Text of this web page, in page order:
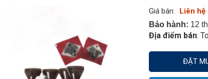
Giá bán: Liên hệ
Bảo hành: 12
Địa điểm bán:
ĐẶT